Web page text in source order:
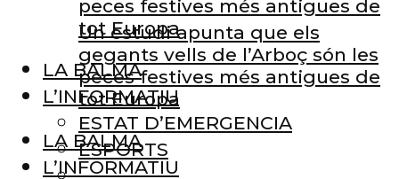
peces festives més antigues de
tot Europa
LA BALMA
L’INFORMATIU
ESTAT D’EMERGENCIA
ESPORTS
Un estudi apunta que els
gegants vells de l’Arboç són les
peces festives més antigues de
tot Europa
LA BALMA
L’INFORMATIU